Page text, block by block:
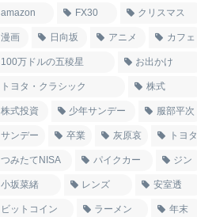
amazon FX30 クリスマス
漫画 日向坂 アニメ カフェ
100万ドルの五稜星 お出かけ
トヨタ・クラシック 株式
株式投資 少年サンデー 服部平次
サンデー 卒業 灰原哀 トヨタ
つみたてNISA パイクカー ジン
小坂菜緒 レンズ 安室透
ビットコイン ラーメン 年末